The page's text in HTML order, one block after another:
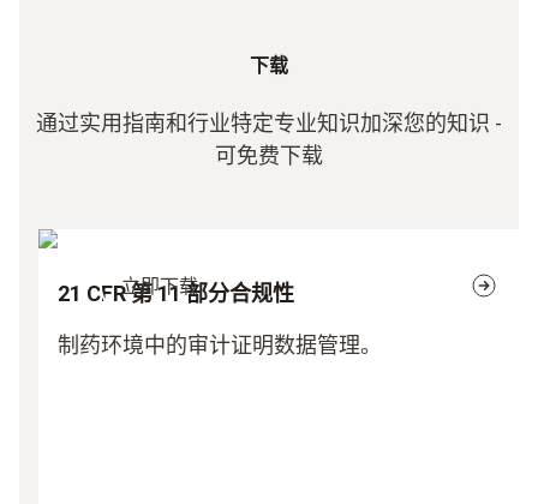
下载
通过实用指南和行业特定专业知识加深您的知识 -
可免费下载
立即下载
21 CFR 第 11 部分合规性
制药环境中的审计证明数据管理。